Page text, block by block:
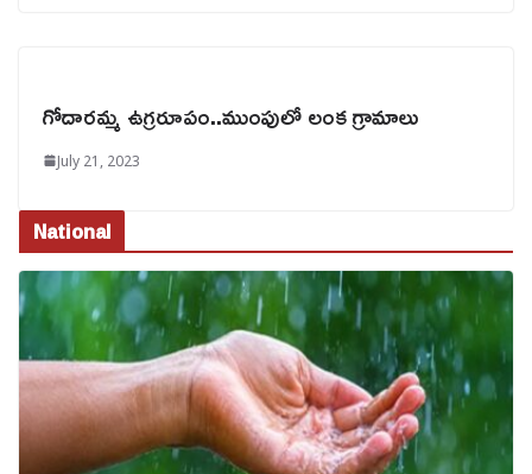
గోదారమ్మ ఉగ్రరూపం..ముంపులో లంక గ్రామాలు
July 21, 2023
National